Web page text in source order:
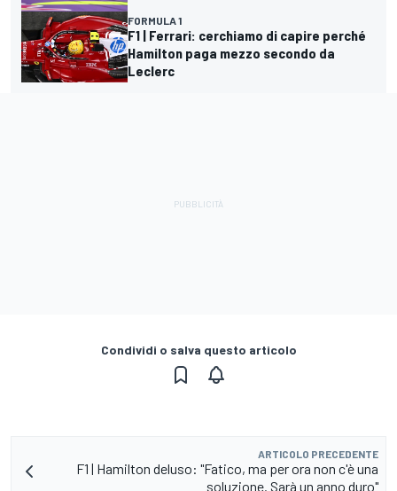
FORMULA 1
F1 | Ferrari: cerchiamo di capire perché
Hamilton paga mezzo secondo da
Leclerc
Condividi o salva questo articolo
ARTICOLO PRECEDENTE
F1 | Hamilton deluso: "Fatico, ma per ora non c'è una
soluzione. Sarà un anno duro"